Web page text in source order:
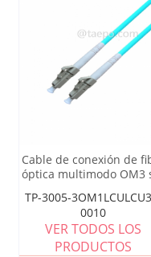
Cable de conexión de
óptica multimodo OM3
TP-3005-
0010
VER TODOS LOS
PRODUCTOS